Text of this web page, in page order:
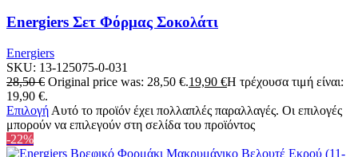
Energiers Σετ Φόρμας Σοκολάτι
Energiers
SKU: 13-125075-0-031
28,50€ Original price was: 28,50 €.19,90 €Η τρέχουσα τιμή είναι:
19,90 €.
Επιλογή Αυτό το προϊόν έχει πολλαπλές παραλλαγές. Οι επιλογές
μπορούν να επιλεγούν στη σελίδα του προϊόντος
-22%